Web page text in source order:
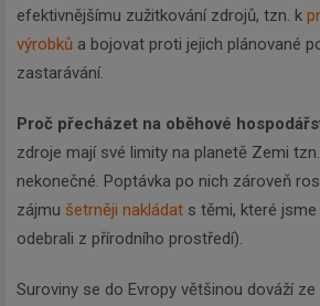
efektivnějšímu zužitkování zdrojů, tzn. k
výrobků a bojovat proti jejich plánované
zastarávání.
Proč přecházet na oběhové
zdroje mají své limity na planetě Zemi
nekonečné. Poptávka po nich zároveň
zájmu šetrněji nakládat s těmi, které
odebrali z přírodního prostředí).
Suroviny se do Evropy většinou dováží